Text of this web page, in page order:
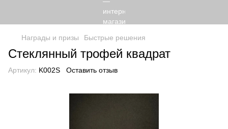
Награды и призы Быстрые решения
Стеклянный трофей квадрат
Артикул: K002S Оставить отзыв